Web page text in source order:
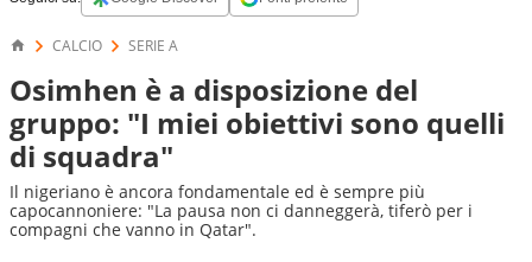
CALCIO SERIE A
Osimhen è a disposizione del
gruppo: "I miei obiettivi sono quelli
di squadra"
Il nigeriano è ancora fondamentale ed è sempre più
capocannoniere: "La pausa non ci danneggerà, tiferò per i
compagni che vanno in Qatar".